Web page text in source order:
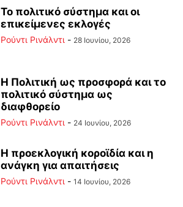
Το πολιτικό σύστημα και οι
επικείμενες εκλογές
Ρούντι Ρινάλντι - 28 Ιουνίου, 2026
Η Πολιτική ως προσφορά και το
πολιτικό σύστημα ως
διαφθορείο
Ρούντι Ρινάλντι - 24 Ιουνίου, 2026
Η προεκλογική κοροϊδία και η
ανάγκη για απαιτήσεις
Ρούντι Ρινάλντι - 14 Ιουνίου, 2026